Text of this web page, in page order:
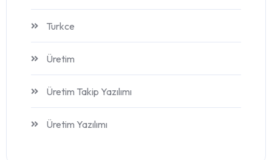
Turkce
Üretim
Üretim Takip Yazılımı
Üretim Yazılımı